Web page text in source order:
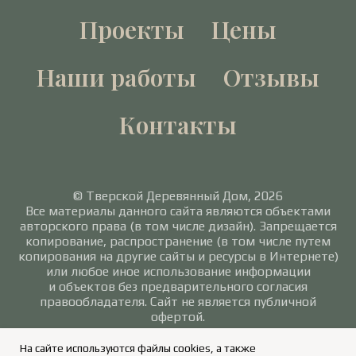
На сайте используются файлы cookies, а также
Проекты
Цены
Наши работы
Отзывы
Контакты
© Тверской Деревянный Дом, 2026
Все материалы данного сайта являются объектами
авторского права (в том числе дизайн). Запрещается
копирование, распространение (в том числе путем
копирования на другие сайты и ресурсы в Интернете)
или любое иное использование информации
и объектов без предварительного согласия
правообладателя. Сайт не является публичной
офертой.
Политика в отношении обработки персональных